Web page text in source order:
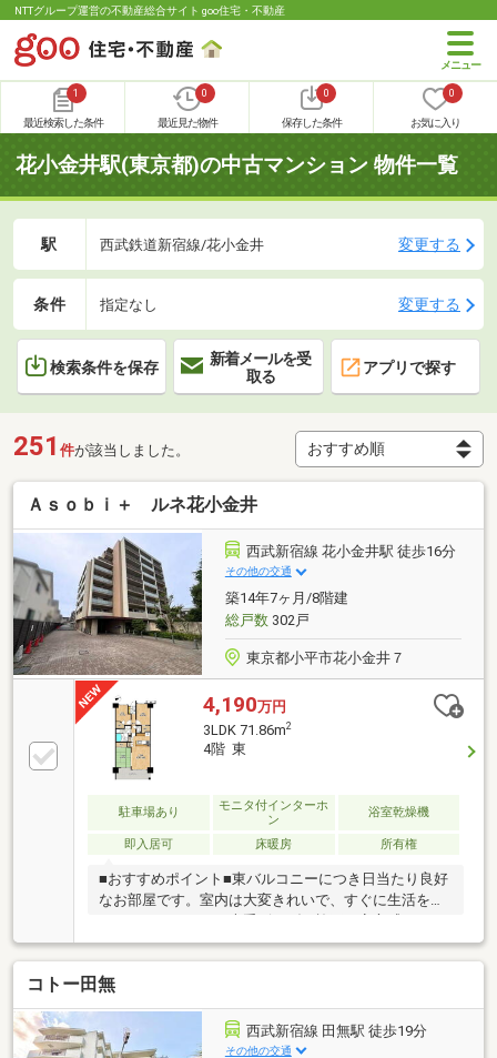
NTTグループ運営の不動産総合サイト goo住宅・不動産
1
最近検索した条件
0
最近見た物件
0
保存した条件
0
お気に入り
花小金井駅(東京都)の中古マンション 物件一覧
駅 西武鉄道新宿線/花小金井 変更する
条件 指定なし 変更する
検索条件を保存
新着メールを受
取る
アプリで探す
251 件が該当しました。
Ａｓｏｂｉ＋ ルネ花小金井
西武新宿線 花小金井駅 徒歩16分
その他の交通
築14年7ヶ月/8階建
総戸数302戸
東京都小平市花小金井７
4,190万円
3LDK 71.86m2
4階 東
駐車場あり
モニタ付インターホ
ン
浴室乾燥機
即入居可 床暖房 所有権
■おすすめポイント■東バルコニーにつき日当たり良好
なお部屋です。室内は大変きれいで、すぐに生活を始
めていただけます。大手ビルダー施工の安心感があ
り、床暖房付きで寒い季節も足元から快適にお過ごし
いただけます。2つのウォークインクローゼットがあ
り、衣類や季節物、大きなお荷物もすっきり収納でき
ます。使い勝手のよい3LDKです。
コトー田無
西武新宿線 田無駅 徒歩19分
その他の交通